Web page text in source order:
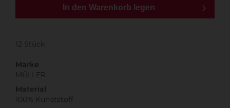
In den Warenkorb legen
12 Stück
Marke
MÜLLER
Material
100% Kunststoff